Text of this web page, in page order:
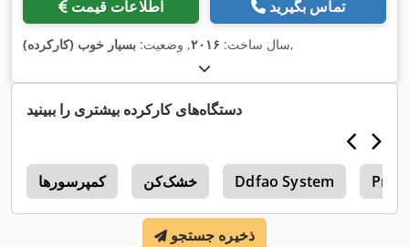
اطلاعات قیمت تماس بگیرید
سال ساخت: ۲۰۱۶, وضعیت: بسیار خوب (کارکرده) ,
دستگاه‌های کارکرده بیشتری را ببینید
کمپرسورها خشک‌کن Ddfao System
ذخیره جستجو